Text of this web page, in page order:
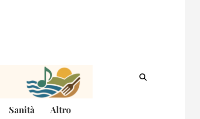
Sanità Altro